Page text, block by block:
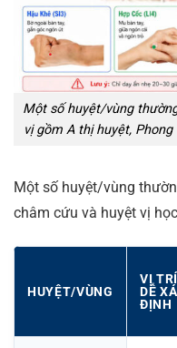
Một số huyệt/vùng
vị gồm A thị huyệt,
Một số huyệt/vùng
châm cứu và huyệt vị
HUYỆT/VÙNG
VỊ TRÍ
DỄ
ĐỊNH